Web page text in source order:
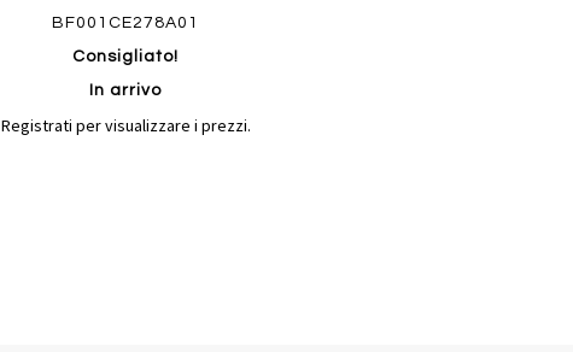
BF001CE278A01
Consigliato!
In arrivo
Registrati per visualizzare i prezzi.